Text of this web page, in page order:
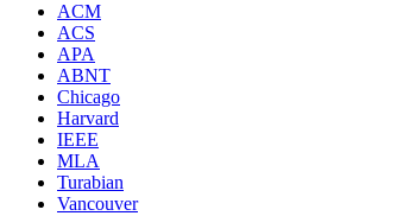
ACM
ACS
APA
ABNT
Chicago
Harvard
IEEE
MLA
Turabian
Vancouver